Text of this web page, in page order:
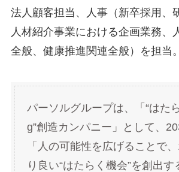
法人顧客担当、人事（新卒採用、
人材紹介事業における企画業務、
全般、健康推進関連全般）を担当。
パーソルグループは、「“はた
g”創造カンパニー」として、
「人の可能性を広げることで
り良い“はたらく機会”を創出す